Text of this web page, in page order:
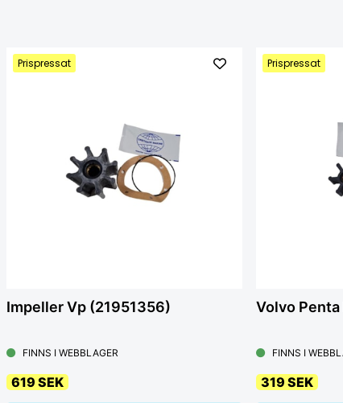
Prispressat
Impeller Vp (21951356)
FINNS I WEBBLAGER
619 SEK
Prispressat
Volvo
FINNS I
319 SEK